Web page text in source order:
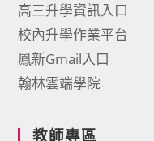
高三升學資訊入口
校內升學作業平台
鳳新Gmail入口
翰林雲端學院
教師專區